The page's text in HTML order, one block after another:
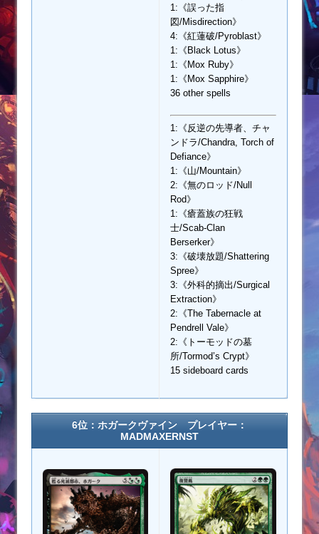
1:《誤った指
図/Misdirection》
4:《紅蓮破/Pyroblast》
1:《Black Lotus》
1:《Mox Ruby》
1:《Mox Sapphire》
36 other spells
1:《反逆の先導者、チャ
ンドラ/Chandra, Torch of
Defiance》
1:《山/Mountain》
2:《無のロッド/Null
Rod》
1:《瘡蓋族の狂戦
士/Scab-Clan
Berserker》
3:《破壊放題/Shattering
Spree》
3:《外科的摘出/Surgical
Extraction》
2:《The Tabernacle at
Pendrell Vale》
2:《トーモッドの墓
所/Tormod’s Crypt》
15 sideboard cards
6位：ホガークヴァイン プレイヤー：
MADMAXERNST